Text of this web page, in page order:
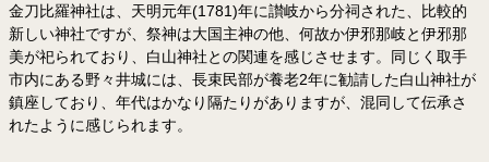
金刀比羅神社は、天明元年(1781)年に讃岐から分祠された、比較的
新しい神社ですが、祭神は大国主神の他、何故か伊邪那岐と伊邪那
美が祀られており、白山神社との関連を感じさせます。同じく取手
市内にある野々井城には、長束民部が養老2年に勧請した白山神社が
鎮座しており、年代はかなり隔たりがありますが、混同して伝承さ
れたように感じられます。